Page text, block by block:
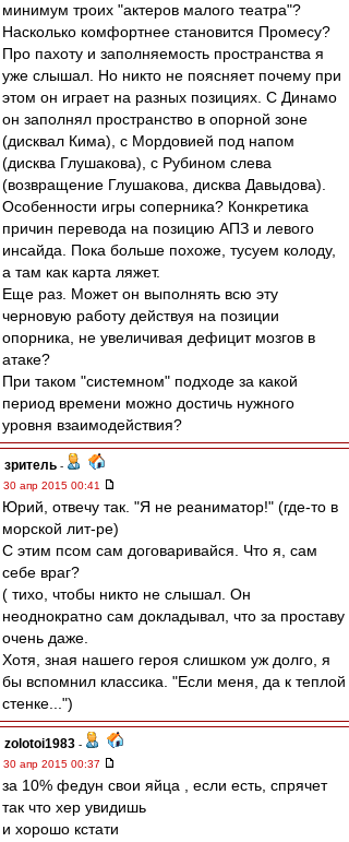
минимум троих "актеров малого театра"?
Насколько комфортнее становится Промесу?
Про пахоту и заполняемость пространства я
уже слышал. Но никто не поясняет почему при
этом он играет на разных позициях. С Динамо
он заполнял пространство в опорной зоне
(дисквал Кима), с Мордовией под напом
(дисква Глушакова), с Рубином слева
(возвращение Глушакова, дисква Давыдова).
Особенности игры соперника? Конкретика
причин перевода на позицию АПЗ и левого
инсайда. Пока больше похоже, тусуем колоду,
а там как карта ляжет.
Еще раз. Может он выполнять всю эту
черновую работу действуя на позиции
опорника, не увеличивая дефицит мозгов в
атаке?
При таком "системном" подходе за какой
период времени можно достичь нужного
уровня взаимодействия?
зpитель -
30 апр 2015 00:41
Юрий, отвечу так. "Я не реаниматор!" (где-то в
морской лит-ре)
С этим псом сам договаривайся. Что я, сам
себе враг?
( тихо, чтобы никто не слышал. Он
неоднократно сам докладывал, что за проставу
очень даже.
Хотя, зная нашего героя слишком уж долго, я
бы вспомнил классика. "Если меня, да к теплой
стенке...")
zolotoi1983 -
30 апр 2015 00:37
за 10% федун свои яйца , если есть, спрячет
так что хер увидишь
и хорошо кстати